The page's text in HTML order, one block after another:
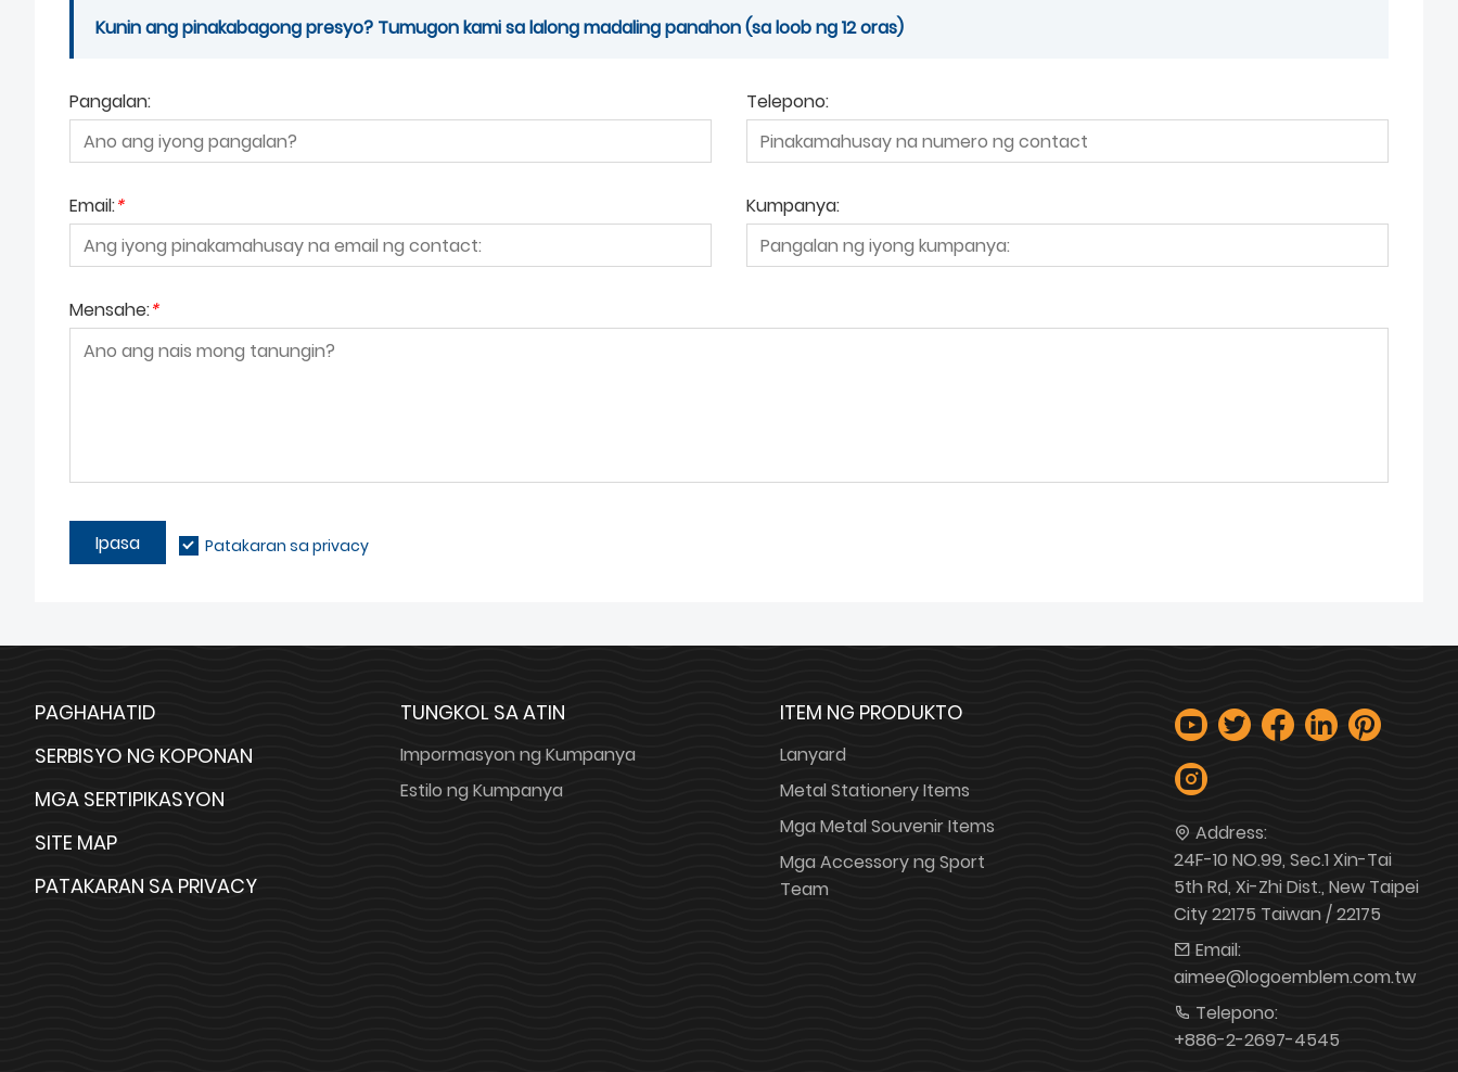
Kunin ang pinakabagong presyo? Tumugon kami sa lalong madaling panahon (sa loob ng 12 oras)
Pangalan: Telepono:
Email:* Kumpanya:
Mensahe:*
Ipasa Patakaran sa privacy
PAGHAHATID
SERBISYO NG KOPONAN
MGA SERTIPIKASYON
SITE MAP
PATAKARAN SA PRIVACY
TUNGKOL SA ATIN
Impormasyon ng Kumpanya
Estilo ng Kumpanya
ITEM NG PRODUKTO
Lanyard
Metal Stationery Items
Mga Metal Souvenir Items
Mga Accessory ng Sport
Team
Address:
24F-10 NO.99, Sec.1 Xin-Tai
5th Rd, Xi-Zhi Dist., New Taipei
City 22175 Taiwan / 22175
Email:
aimee@logoemblem.com.tw
Telepono:
+886-2-2697-4545